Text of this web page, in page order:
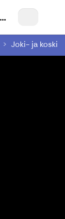
Joki- ja